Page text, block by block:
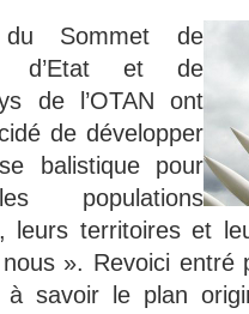
Sommet de
d’Etat et de
de l’OTAN ont
de développer
balistique pour
populations
leurs territoires et
». Revoici entré
savoir le plan